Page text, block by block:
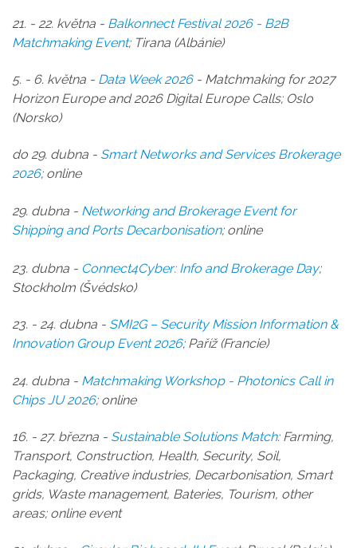
21. - 22. května - Balkonnect Festival 2026 - B2B
Matchmaking Event; Tirana (Albánie)
5. - 6. května - Data Week 2026- Matchmaking for 2027
Horizon Europe and 2026 Digital Europe Calls; Oslo
(Norsko)
do 29. dubna - Smart Networks and Services Brokerage
2026; online
29. dubna - Networking and Brokerage Event for
Shipping and Ports Decarbonisation; online
23. dubna - Connect4Cyber: Info and Brokerage Day;
Stockholm (Švédsko)
23. - 24. dubna - SMI2G – Security Mission Information &
Innovation Group Event 2026;Paříž (Francie)
24. dubna - Matchmaking Workshop - Photonics Call in
Chips JU 2026; online
16. - 27. března - Sustainable Solutions Match: Farming,
Transport, Construction, Health, Security, Soil,
Packaging, Creative industries, Decarbonisation, Smart
grids, Waste management, Bateries, Tourism, other
areas; online event